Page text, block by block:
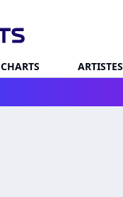
CHARTS ARTISTES